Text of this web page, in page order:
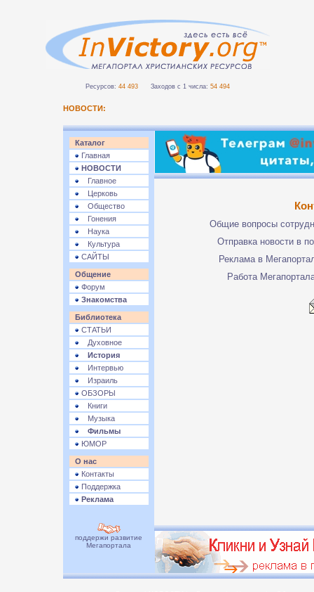
Ресурсов: 44 493 Заходов с 1 числа: 54 494
НОВОСТИ:
Каталог
Главная
НОВОСТИ
Главное
Церковь
Общество
Гонения
Наука
Культура
САЙТЫ
Общение
Форум
Знакомства
Библиотека
СТАТЬИ
Духовное
История
Интервью
Израиль
ОБЗОРЫ
Книги
Музыка
Фильмы
ЮМОР
О нас
Контакты
Поддержка
Реклама
Общие вопросы
Отправка новости в
Реклама в
Работа
поддержи развитие
Мегапортала